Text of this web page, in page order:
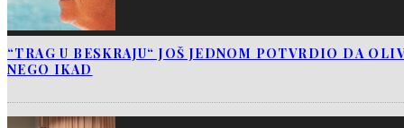
“TRAG U BESKRAJU“ JOŠ JEDNOM POTVRDIO DA
NEGO IKAD